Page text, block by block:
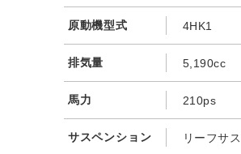
原動機型式 4HK1
排気量 5,190cc
馬力 210ps
サスペンション リーフサス